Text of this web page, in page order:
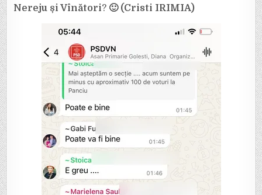
Nereju și Vînători? 🙂 (Cristi IRIMIA)